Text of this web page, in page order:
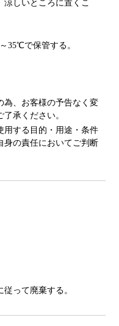
しいところに置くこ
35℃で保管する。
為、お客様の予告なく変
承ください。
用する目的・用途・条件
身の責任においてご判断
って廃棄する。